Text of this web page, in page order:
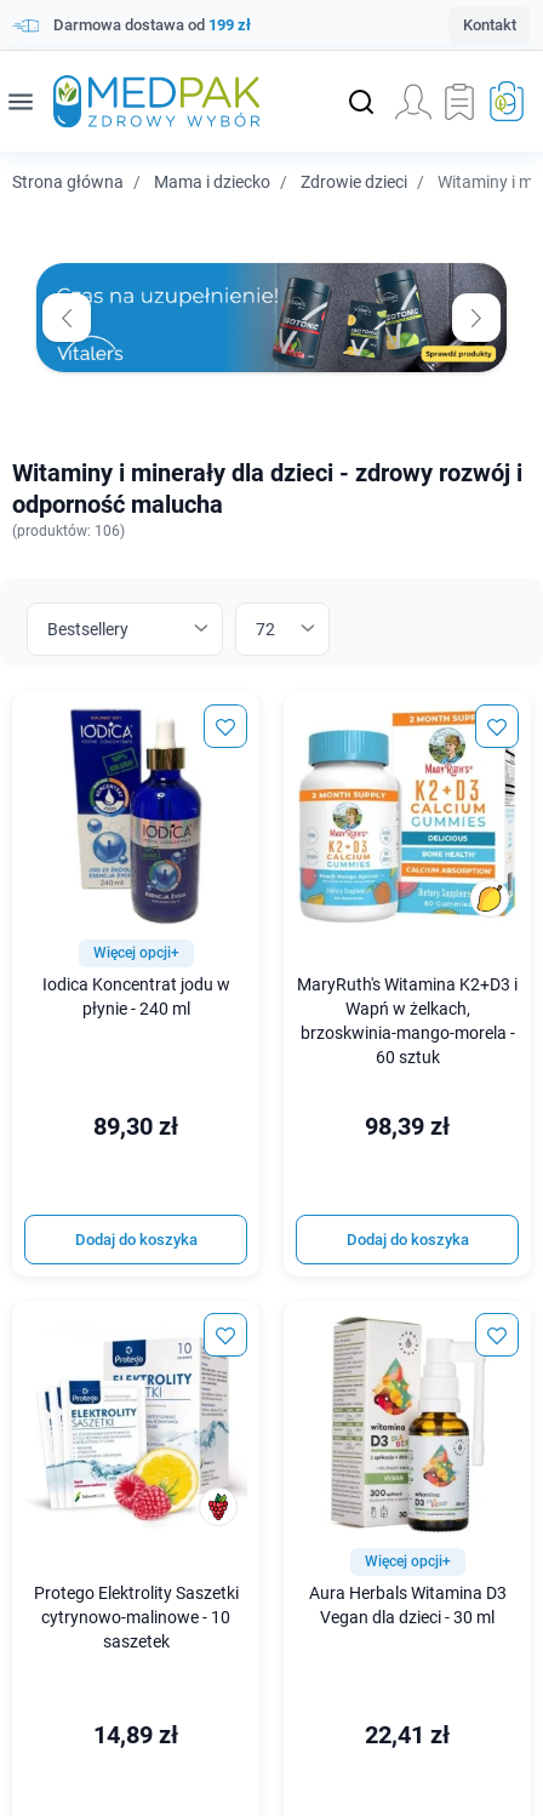
Darmowa dostawa od 199 zł Kontakt
menu
Strona główna Mama i dziecko Zdrowie dzieci Witaminy i
Witaminy i minerały dla dzieci - zdrowy rozwój i
odporność malucha
(produktów: 106)
Więcej opcji+
Iodica Koncentrat jodu w
płynie - 240 ml
89,30 zł
Dodaj do koszyka
MaryRuth's Witamina K2+D3 i
Wapń w żelkach,
brzoskwinia-mango-morela -
60 sztuk
98,39 zł
Dodaj do koszyka
Protego Elektrolity Saszetki
cytrynowo-malinowe - 10
saszetek
14,89 zł
Więcej opcji+
Aura Herbals Witamina D3
Vegan dla dzieci - 30 ml
22,41 zł